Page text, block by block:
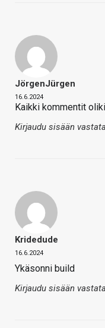
JörgenJürgen
16.6.2024
Kaikki kommentit
Kirjaudu sisään
Kridedude
16.6.2024
Ykäsonni build
Kirjaudu sisään